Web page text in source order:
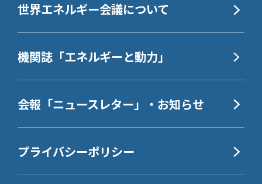
世界エネルギー会議について
機関誌「エネルギーと動力」
会報「ニュースレター」 ・お知らせ
プライバシーポリシー